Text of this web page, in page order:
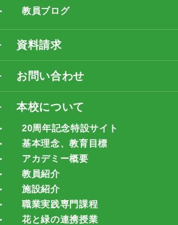
教員ブログ
資料請求
お問い合わせ
本校について
20周年記念特設サイト
基本理念、教育目標
アカデミー概要
教員紹介
施設紹介
職業実践専門課程
花と緑の連携授業